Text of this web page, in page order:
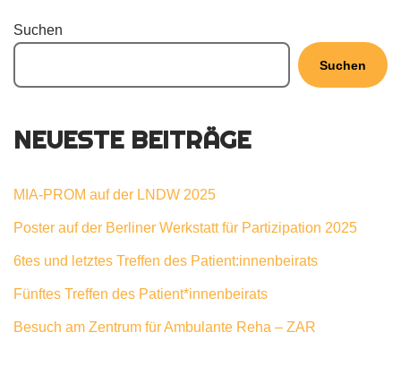
Suchen
Suchen
NEUESTE BEITRÄGE
MIA-PROM auf der LNDW 2025
Poster auf der Berliner Werkstatt für Partizipation 2025
6tes und letztes Treffen des Patient:innenbeirats
Fünftes Treffen des Patient*innenbeirats
Besuch am Zentrum für Ambulante Reha – ZAR